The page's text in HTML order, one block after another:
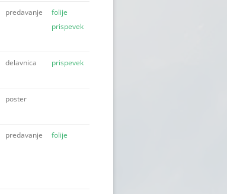
predavanje
folije
prispevek
delavnica prispevek
poster
predavanje folije